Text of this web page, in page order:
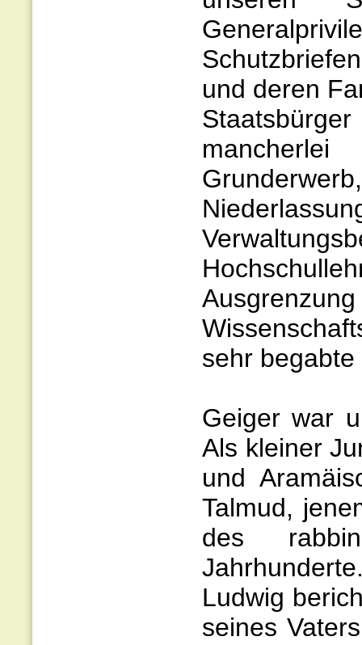
und deren
sehr
Geiger war
Als kleiner
und
Talmud,
des
Ludwig
seines